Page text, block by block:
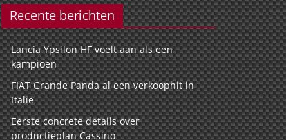
Recente berichten
Lancia Ypsilon HF voelt aan als een
kampioen
FIAT Grande Panda al een verkoophit in
Italië
Eerste concrete details over
productieplan Cassino